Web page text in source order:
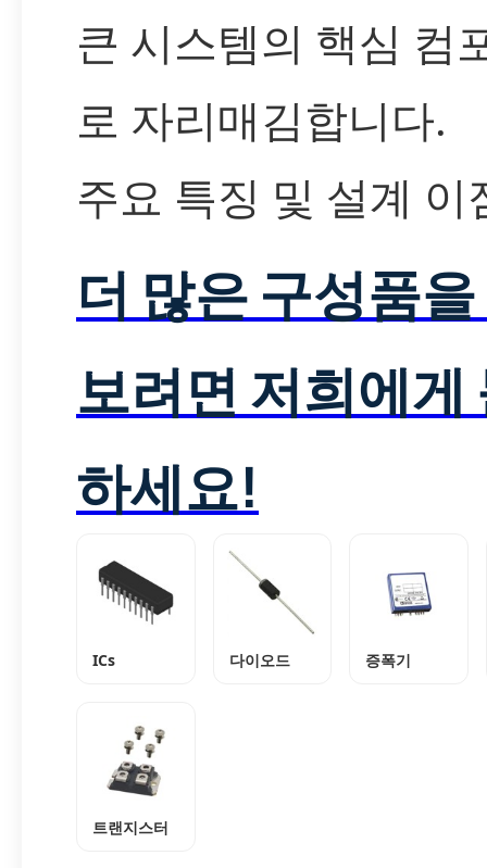
큰 시스템의 핵심 컴
로 자리매김합니다.
주요 특징 및 설계 이
더 많은 구성품
보려면 저희에게
하세요!
ICs 다이오드 증폭기
트랜지스터